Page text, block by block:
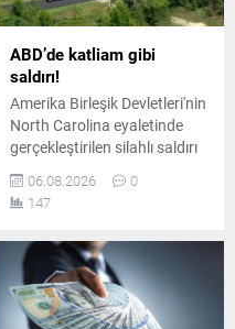
ABD’de katliam gibi
saldırı!
Amerika Birleşik Devletleri'nin
North Carolina eyaletinde
gerçekleştirilen silahlı saldırı
hayatını kaybetti. Bölgeye
çok sayıda ekip sevk edilirken
soruşturma başlatıldı.
06.08.2026
0
147